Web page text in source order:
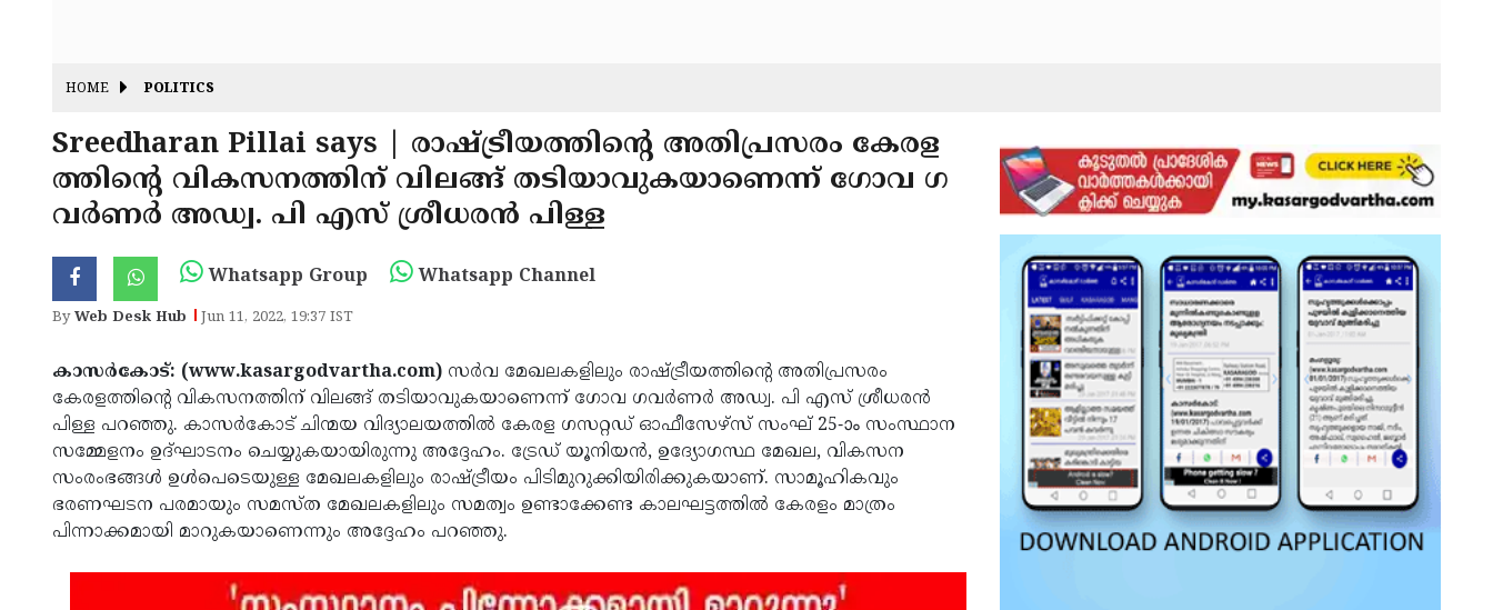
HOME POLITICS
Sreedharan Pillai says | രാഷ്ട്രീയത്തിന്റെ അതിപ്രസരം കേരള
ത്തിന്റെ വികസനത്തിന് വിലങ്ങ് തടിയാവുകയാണെന്ന് ഗോവ ഗ
വർണർ അഡ്വ. പി എസ് ശ്രീധരൻ പിള്ള
Whatsapp Group Whatsapp Channel
ByWeb Desk Hub Jun 11, 2022, 19:37 IST
കാസർകോട്: (www.kasargodvartha.com) സർവ മേഖലകളിലും രാഷ്ട്രീയത്തിന്റെ അതിപ്രസരം
കേരളത്തിന്റെ വികസനത്തിന് വിലങ്ങ് തടിയാവുകയാണെന്ന് ഗോവ ഗവർണർ അഡ്വ. പി എസ് ശ്രീധരൻ
പിള്ള പറഞ്ഞു. കാസർകോട് ചിന്മയ വിദ്യാലയത്തിൽ കേരള ഗസറ്റഡ് ഓഫീസേഴ്സ് സംഘ് 25-ാം സംസ്ഥാന
സമ്മേളനം ഉദ്ഘാടനം ചെയ്യുകയായിരുന്നു അദ്ദേഹം. ട്രേഡ് യൂനിയൻ, ഉദ്യോഗസ്ഥ മേഖല, വികസന
സംരംഭങ്ങൾ ഉൾപെടെയുള്ള മേഖലകളിലും രാഷ്ട്രീയം പിടിമുറുക്കിയിരിക്കുകയാണ്. സാമൂഹികവും
ഭരണഘടന പരമായും സമസ്ത മേഖലകളിലും സമത്വം ഉണ്ടാക്കേണ്ട കാലഘട്ടത്തിൽ കേരളം മാത്രം
പിന്നാക്കമായി മാറുകയാണെന്നും അദ്ദേഹം പറഞ്ഞു.